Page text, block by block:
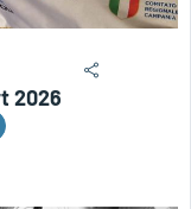
2026